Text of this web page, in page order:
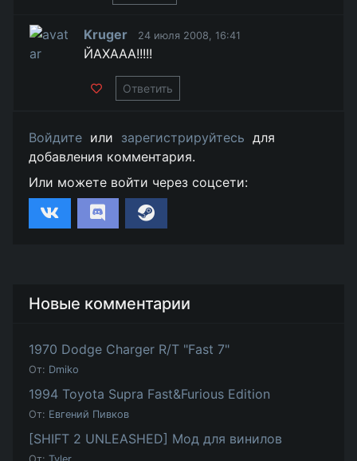
Kruger 24 июля 2008, 16:41
ЙАХААА!!!!!
Ответить
Войдите или зарегистрируйтесь для
добавления комментария.
Или можете войти через соцсети:
Новые комментарии
1970 Dodge Charger R/T "Fast 7"
От: Dmiko
1994 Toyota Supra Fast&Furious Edition
От: Евгений Пивков
[SHIFT 2 UNLEASHED] Мод для винилов